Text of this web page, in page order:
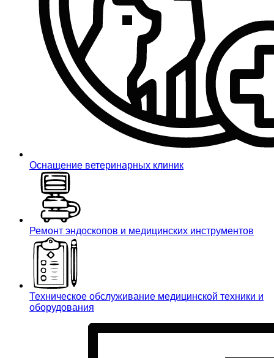
Оснащение ветеринарных клиник
Ремонт эндоскопов и медицинских инструментов
Техническое обслуживание медицинской техники и
оборудования